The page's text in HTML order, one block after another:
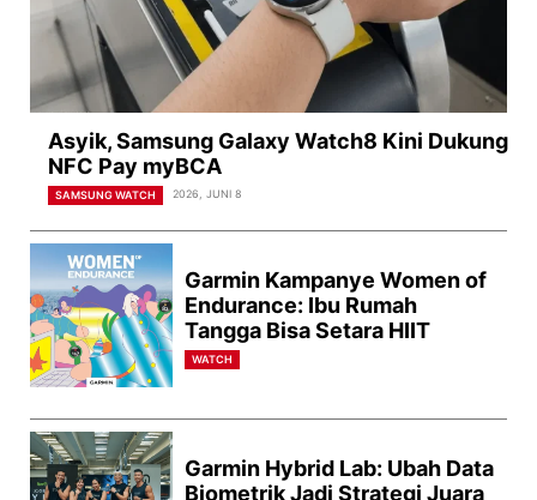
Asyik, Samsung Galaxy Watch8 Kini Dukung
NFC Pay myBCA
SAMSUNG WATCH 2026, JUNI 8
Garmin Kampanye Women of
Endurance: Ibu Rumah
Tangga Bisa Setara HIIT
WATCH
Garmin Hybrid Lab: Ubah Data
Biometrik Jadi Strategi Juara